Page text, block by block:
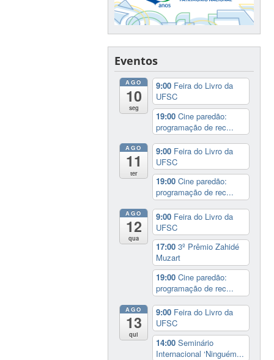
Eventos
AGO
10
seg
9:00 Feira do Livro da
UFSC
19:00Cine paredão:
programação de rec...
AGO
11
ter
9:00 Feira do Livro da
UFSC
19:00Cine paredão:
programação de rec...
AGO
12
qua
9:00 Feira do Livro da
UFSC
17:003º Prêmio Zahidé
Muzart
19:00Cine paredão:
programação de rec...
AGO
13
qui
9:00 Feira do Livro da
UFSC
14:00Seminário
Internacional ‘Ninguém...